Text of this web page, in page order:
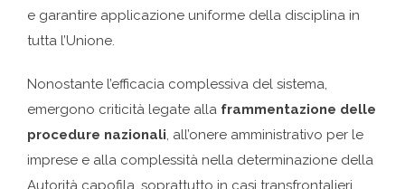
e garantire applicazione uniforme della disciplina in
tutta l’Unione.
Nonostante l’efficacia complessiva del sistema,
emergono criticità legate alla frammentazione delle
procedure nazionali, all’onere amministrativo per le
imprese e alla complessità nella determinazione della
Autorità capofila, soprattutto in casi transfrontalieri